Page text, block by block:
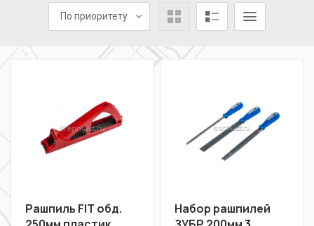
По приоритету
Рашпиль FIT обд.
Набор рашпилей